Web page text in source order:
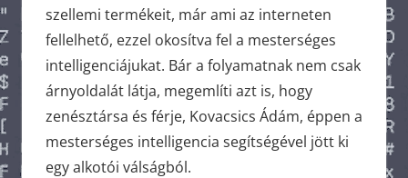
szellemi termékeit, már ami az interneten
fellelhető, ezzel okosítva fel a mesterséges
intelligenciájukat. Bár a folyamatnak nem csak
árnyoldalát látja, megemlíti azt is, hogy
zenésztársa és férje, Kovacsics Ádám, éppen a
mesterséges intelligencia segítségével jött ki
egy alkotói válságból.